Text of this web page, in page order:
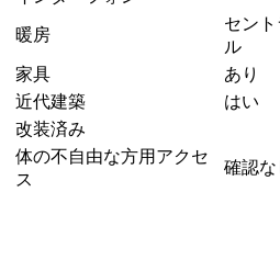
暖房
セント
ル
家具
あり
近代建築
はい
改装済み
体の不自由な方用アクセ
ス
確認な